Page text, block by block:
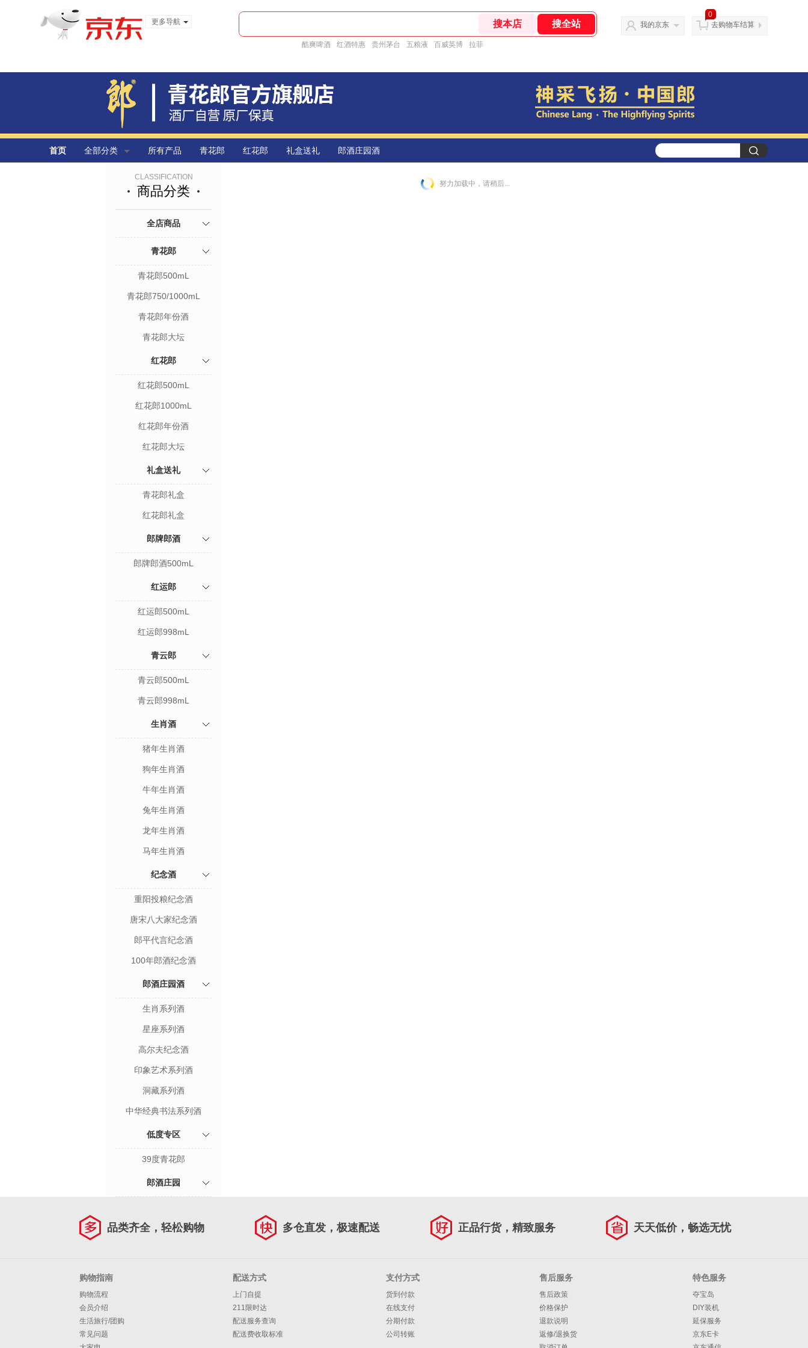
更多导航
酷爽啤酒 红酒特惠 贵州茅台 五粮液 百威英博 拉菲
我的京东
0
去购物车结算
首页 全部分类 所有产品 青花郎 红花郎 礼盒送礼 郎酒庄园酒
CLASSIFICATION
商品分类
全店商品
青花郎
青花郎500mL
青花郎750/1000mL
青花郎年份酒
青花郎大坛
红花郎
红花郎500mL
红花郎1000mL
红花郎年份酒
红花郎大坛
礼盒送礼
青花郎礼盒
红花郎礼盒
郎牌郎酒
郎牌郎酒500mL
红运郎
红运郎500mL
红运郎998mL
青云郎
青云郎500mL
青云郎998mL
生肖酒
猪年生肖酒
狗年生肖酒
牛年生肖酒
兔年生肖酒
龙年生肖酒
马年生肖酒
纪念酒
重阳投粮纪念酒
唐宋八大家纪念酒
郎平代言纪念酒
100年郎酒纪念酒
郎酒庄园酒
生肖系列酒
星座系列酒
高尔夫纪念酒
印象艺术系列酒
洞藏系列酒
中华经典书法系列酒
低度专区
39度青花郎
郎酒庄园
努力加载中，请稍后...
品类齐全，轻松购物 多仓直发，极速配送 正品行货，精致服务 天天低价，畅选无忧
购物指南
购物流程
会员介绍
生活旅行/团购
常见问题
配送方式
上门自提
211限时达
配送服务查询
配送费收取标准
支付方式
货到付款
在线支付
分期付款
公司转账
售后服务
售后政策
价格保护
退款说明
返修/退换货
特色服务
夺宝岛
DIY装机
延保服务
京东E卡